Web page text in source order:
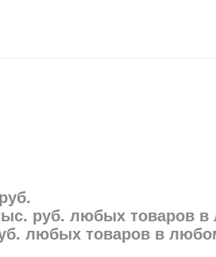
руб. любых товаров
любых товаров в